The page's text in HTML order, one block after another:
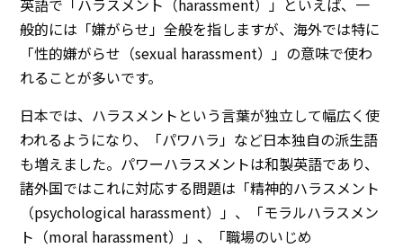
般的には「嫌がらせ」全般を指しますが、海外では特に
「性的嫌がらせ（sexual harassment）」の意味で使わ
れることが多いです。
日本では、ハラスメントという言葉が独立して幅広く使
われるようになり、「パワハラ」など日本独自の派生語
も増えました。パワーハラスメントは和製英語であり、
諸外国ではこれに対応する問題は「精神的ハラスメント
（psychological harassment）」、「モラルハラスメン
ト（moral harassment）」、「職場のいじめ